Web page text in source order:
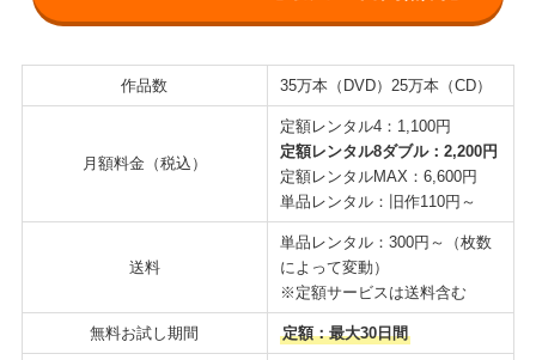
作品数 35万本（DVD）25万本（CD）
月額料金（税込）
定額レンタル4：1,100円
定額レンタル8ダブル：2,200円
定額レンタルMAX：6,600円
単品レンタル：旧作110円～
送料
単品レンタル：300円～（枚数
によって変動）
※定額サービスは送料含む
無料お試し期間 定額：最大30日間